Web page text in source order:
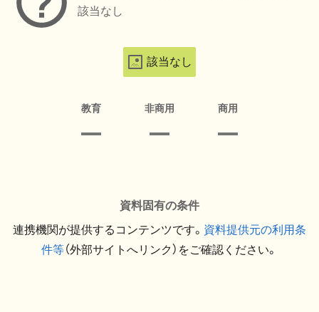
該当なし
該当なし
教育 非商用 商用
資料固有の条件
連携機関が提供するコンテンツです。 資料提供元の利用条
件等（外部サイトへリンク）をご確認ください。